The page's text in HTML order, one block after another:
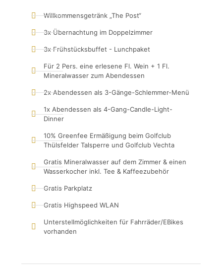
Willkommensgetränk „The Post“
3x Übernachtung im Doppelzimmer
3x Frühstücksbuffet - Lunchpaket
Für 2 Pers. eine erlesene Fl. Wein + 1 Fl.
Mineralwasser zum Abendessen
2x Abendessen als 3-Gänge-Schlemmer-Menü
1x Abendessen als 4-Gang-Candle-Light-
Dinner
10% Greenfee Ermäßigung beim Golfclub
Thülsfelder Talsperre und Golfclub Vechta
Gratis Mineralwasser auf dem Zimmer & einen
Wasserkocher inkl. Tee & Kaffeezubehör
Gratis Parkplatz
Gratis Highspeed WLAN
Unterstellmöglichkeiten für Fahrräder/EBikes
vorhanden